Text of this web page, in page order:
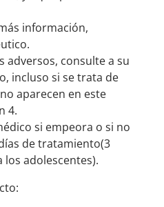
información,
adversos, consulte a su
incluso si se trata de
aparecen en este
4.
si empeora o si no
de tratamiento(3
los adolescentes).